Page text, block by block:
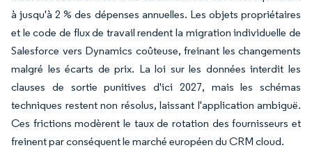
à jusqu'à 2 % des dépenses annuelles. Les objets propriétaires
et le code de flux de travail rendent la migration individuelle de
Salesforce vers Dynamics coûteuse, freinant les changements
malgré les écarts de prix. La loi sur les données interdit les
clauses de sortie punitives d'ici 2027, mais les schémas
techniques restent non résolus, laissant l'application ambiguë.
Ces frictions modèrent le taux de rotation des fournisseurs et
freinent par conséquent le marché européen du CRM cloud.